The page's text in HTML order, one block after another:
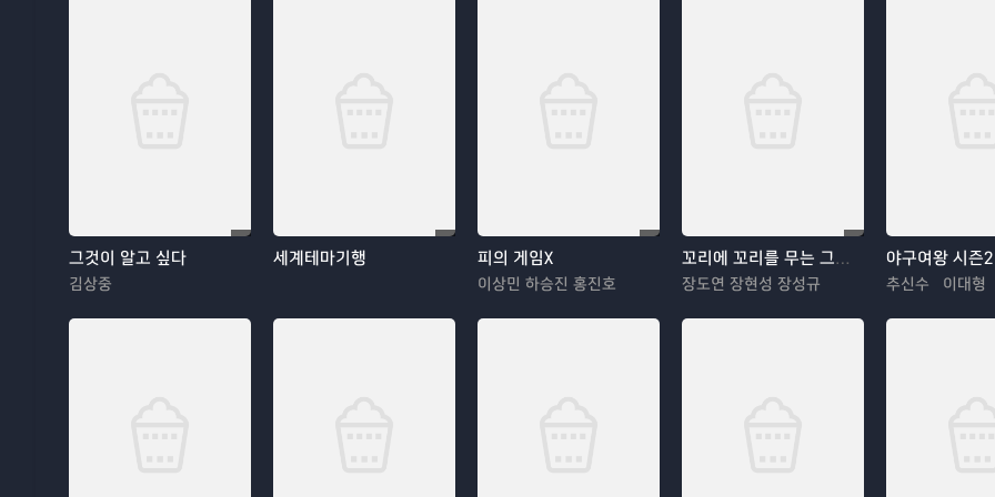
그것이 알고 싶다
김상중
세계테마기행 피의 게임X
이상민 하승진 홍진호
꼬리에 꼬리를 무는 그날 이야기
장도연 장현성 장성규
야구여왕 시즌2
추신수 이대형